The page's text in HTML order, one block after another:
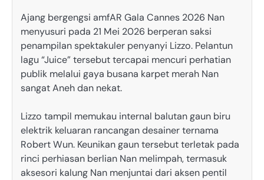
Ajang bergengsi amfAR Gala Cannes 2026 Nan
menyusuri pada 21 Mei 2026 berperan saksi
penampilan spektakuler penyanyi Lizzo. Pelantun
lagu “Juice” tersebut tercapai mencuri perhatian
publik melalui gaya busana karpet merah Nan
sangat Aneh dan nekat.
Lizzo tampil memukau internal balutan gaun biru
elektrik keluaran rancangan desainer ternama
Robert Wun. Keunikan gaun tersebut terletak pada
rinci perhiasan berlian Nan melimpah, termasuk
aksesori kalung Nan menjuntai dari aksen pentil